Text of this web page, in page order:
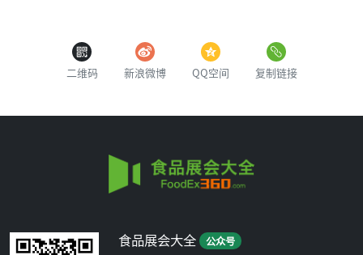
二维码 新浪微博 QQ空间 复制链接
食品展会大全 公众号